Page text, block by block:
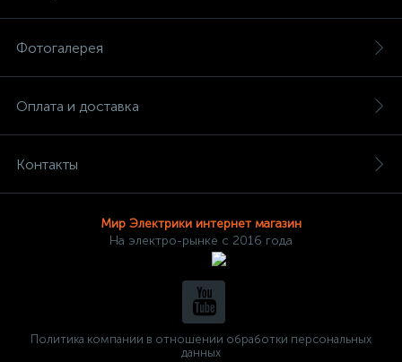
Фотогалерея
Оплата и доставка
Контакты
Мир Электрики интернет магазин
На электро-рынке с 2016 года
Политика компании в отношении обработки персональных
данных